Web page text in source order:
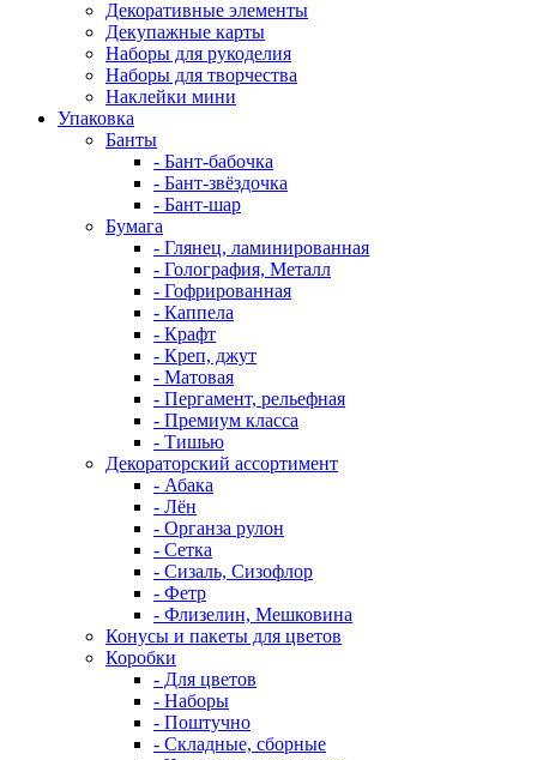
Декоративные элементы
Декупажные карты
Наборы для рукоделия
Наборы для творчества
Наклейки мини
Упаковка
Банты
- Бант-бабочка
- Бант-звёздочка
- Бант-шар
Бумага
- Глянец, ламинированная
- Голография, Металл
- Гофрированная
- Каппела
- Крафт
- Креп, джут
- Матовая
- Пергамент, рельефная
- Премиум класса
- Тишью
Декораторский ассортимент
- Абака
- Лён
- Органза рулон
- Сетка
- Сизаль, Сизофлор
- Фетр
- Флизелин, Мешковина
Конусы и пакеты для цветов
Коробки
- Для цветов
- Наборы
- Поштучно
- Складные, сборные